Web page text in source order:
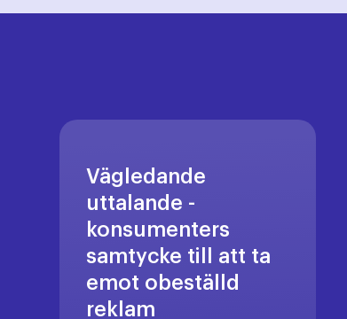
Vägledande
uttalande -
konsumenters
samtycke till att ta
emot obeställd
reklam